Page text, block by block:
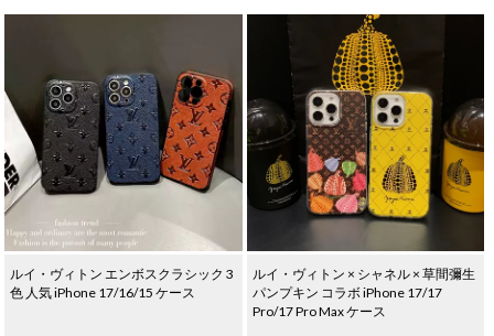
ルイ・ヴィトン エンボスクラシック 3
色 人気 iPhone 17/16/15 ケース
ルイ・ヴィトン × シャネル × 草間彌生
パンプキン コラボ iPhone 17/17
Pro/17 Pro Max ケース